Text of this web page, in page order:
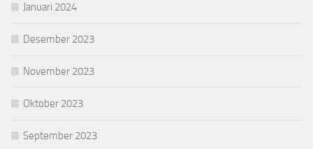
Januari 2024
Desember 2023
November 2023
Oktober 2023
September 2023